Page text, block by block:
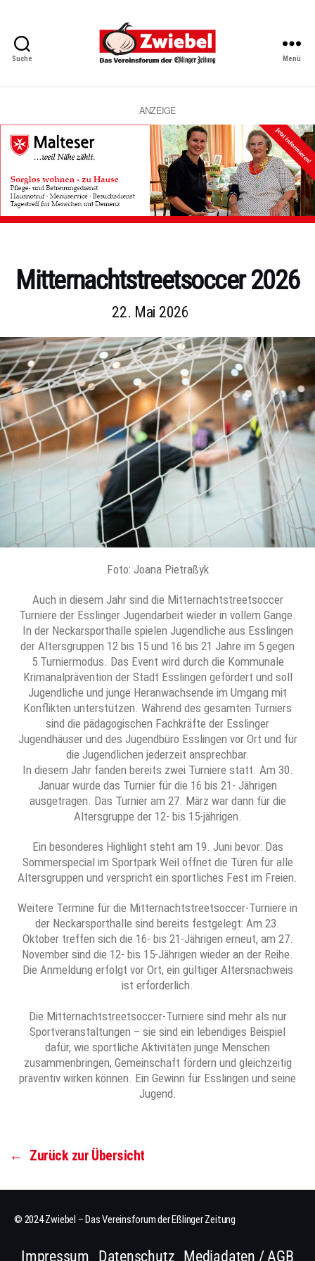
Suche
Vereinsforum
Eßlinger
Zeitung
Menü
ANZEIGE
Kategorien
Mitternachtstreetsoccer 2026
22. Mai 2026
Foto: Joana Pietraßyk
Auch in diesem Jahr sind die Mitternachtstreetsoccer
Turniere der Esslinger Jugendarbeit wieder in vollem Gange.
In der Neckarsporthalle spielen Jugendliche aus Esslingen
der Altersgruppen 12 bis 15 und 16 bis 21 Jahre im 5 gegen
5 Turniermodus. Das Event wird durch die Kommunale
Krimanalprävention der Stadt Esslingen gefördert und soll
Jugendliche und junge Heranwachsende im Umgang mit
Konflikten unterstützen. Während des gesamten Turniers
sind die pädagogischen Fachkräfte der Esslinger
Jugendhäuser und des Jugendbüro Esslingen vor Ort und für
die Jugendlichen jederzeit ansprechbar.
In diesem Jahr fanden bereits zwei Turniere statt. Am 30.
Januar wurde das Turnier für die 16 bis 21- Jährigen
ausgetragen. Das Turnier am 27. März war dann für die
Altersgruppe der 12- bis 15-jährigen.
Ein besonderes Highlight steht am 19. Juni bevor: Das
Sommerspecial im Sportpark Weil öffnet die Türen für alle
Altersgruppen und verspricht ein sportliches Fest im Freien.
Weitere Termine für die Mitternachtstreetsoccer-Turniere in
der Neckarsporthalle sind bereits festgelegt: Am 23.
Oktober treffen sich die 16- bis 21-Jährigen erneut, am 27.
November sind die 12- bis 15-Jährigen wieder an der Reihe.
Die Anmeldung erfolgt vor Ort, ein gültiger Altersnachweis
ist erforderlich.
Die Mitternachtstreetsoccer-Turniere sind mehr als nur
Sportveranstaltungen – sie sind ein lebendiges Beispiel
dafür, wie sportliche Aktivitäten junge Menschen
zusammenbringen, Gemeinschaft fördern und gleichzeitig
präventiv wirken können. Ein Gewinn für Esslingen und seine
Jugend.
← Zurück zur Übersicht
© 2024 Zwiebel – Das Vereinsforum der Eßlinger Zeitung
Impressum Datenschutz Mediadaten / AGB